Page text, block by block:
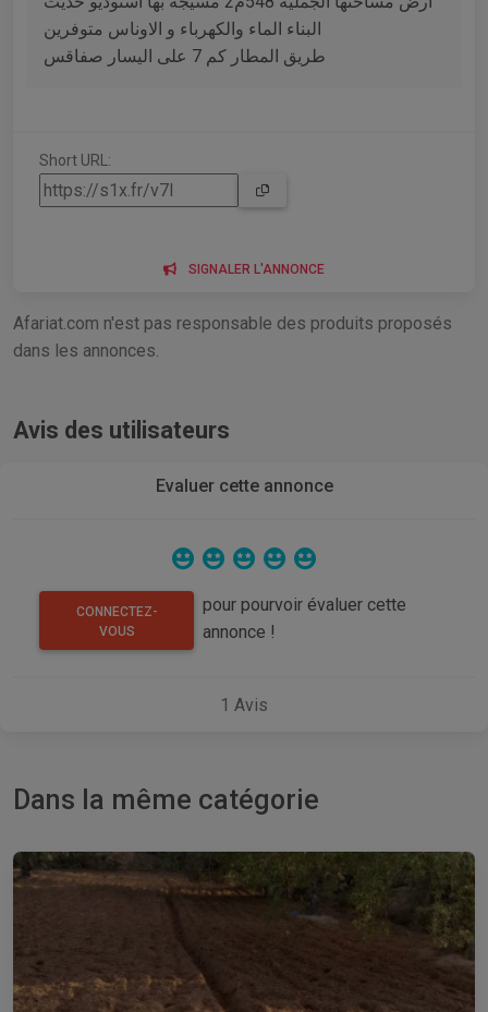
البناء الماء والكهرباء و الاوناس متوفرين
طريق المطار كم 7 على اليسار صفاقس
Short URL:
SIGNALER L'ANNONCE
Afariat.com n'est pas responsable des produits proposés
dans les annonces.
Avis des utilisateurs
Evaluer cette annonce
CONNECTEZ-
VOUS
pour pourvoir évaluer cette
annonce !
1 Avis
Dans la même catégorie